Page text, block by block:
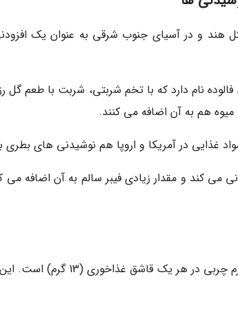
هند و در آسیای جنوب شرقی به عنوان یک
نام دارد که با تخم شربتی، شربت با طعم گل
میوه هم به آن اضافه می کنند.
مواد غذایی در آمریکا و اروپا هم نوشیدنی های بطری
می کند و مقدار زیادی فیبر سالم به آن اضافه می
تخم شربتی به طور میانه حاوی 2/5